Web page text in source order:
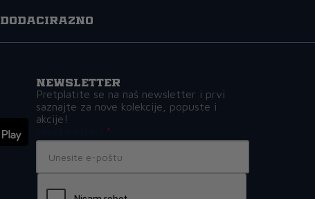
DodaciRazno
Newsletter
Pretplatite se na naš newsletter i prvi
saznajte za nove kolekcije, popuste i
akcije!